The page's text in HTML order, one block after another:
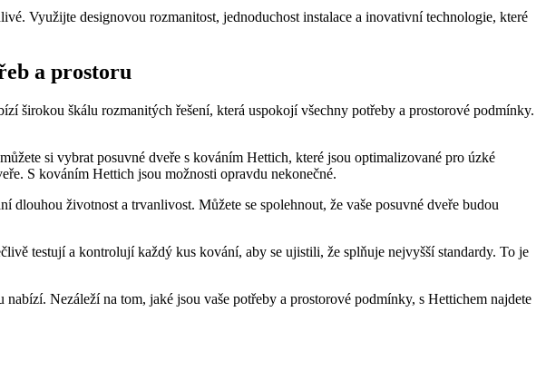
Využijte designovou rozmanitost, jednoduchost instalace a inovativní technologie, které
a prostoru
širokou škálu rozmanitých řešení, která uspokojí všechny potřeby a prostorové podmínky.
si vybrat posuvné dveře s kováním Hettich, které jsou optimalizované pro úzké
S kováním Hettich jsou možnosti opravdu nekonečné.
životnost a trvanlivost. Můžete se spolehnout, že vaše posuvné dveře budou
testují a kontrolují každý kus kování, aby se ujistili, že splňuje nejvyšší standardy. To je
Nezáleží na tom, jaké jsou vaše potřeby a prostorové podmínky, s Hettichem najdete